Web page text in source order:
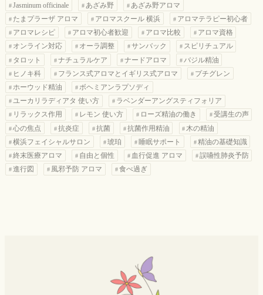
Jasminum officinale あざみ野
あざみ野アロマ
たまプラーザ アロマ
アロマスクール 横浜
アロマテラピー初心者
アロマレシピ
アロマ初心者歓迎 アロマ比較
アロマ資格
オンライン対応
オーラ調整 サンバック
スピリチュアル
タロット
ナチュラルケア ナードアロマ
バジル精油
ヒノキ科
フランス式アロマとイギリス式アロマ
プチグレン
ホーウッド精油
ボヘミアンラプソディ
ユーカリラディアタ 使い方
ラベンダーアングスティフォリア
リラックス作用
レモン 使い方 ローズ精油の働き
受講生の声
心の焦点
抗炎症 抗菌 抗菌作用精油
木の精油
横浜フェイシャルサロン
琥珀 睡眠サポート
精油の基礎知識
終末医療アロマ
自由と個性 血行促進 アロマ
誤嚥性肺炎予防
進行図
風邪予防 アロマ 食べ過ぎ